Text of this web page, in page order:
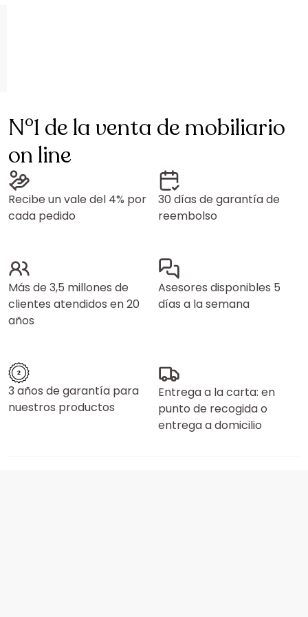
N°1 de la venta de mobiliario
on line
Recibe un vale del 4% por
cada pedido
30 días de garantía de
reembolso
Más de 3,5 millones de
clientes atendidos en 20
años
Asesores disponibles 5
días a la semana
3 años de garantía para
nuestros productos
Entrega a la carta: en
punto de recogida o
entrega a domicilio